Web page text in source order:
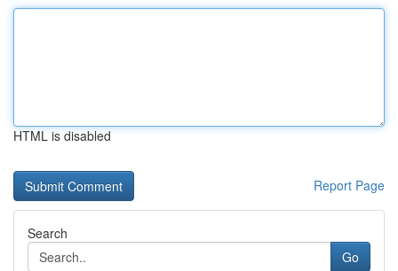
HTML is disabled
Report Page
Search
Go